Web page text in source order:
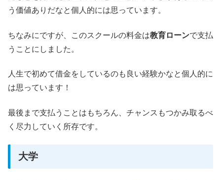
う価値ありだなと個人的には思っています。
ちなみにですが、このスクールの料金は教育ローンで支払
うことにしました。
人生で初めて借金をしているのも良い経験かなと個人的に
は思っています！
最後まで支払うことはもちろん、チャンスもつかみ取るべ
く尽力していく所存です。
大学